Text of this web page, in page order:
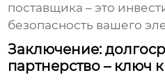
поставщика – это
безопасность вашего
Заключение:
партнерство – ключ